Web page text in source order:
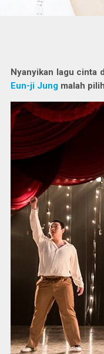
Nyanyikan lagu cinta
Eun-ji Jung malah